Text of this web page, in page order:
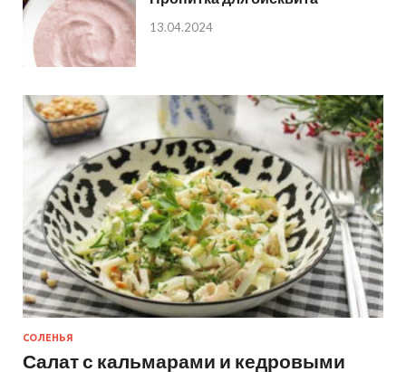
13.04.2024
СОЛЕНЬЯ
Салат с кальмарами и кедровыми